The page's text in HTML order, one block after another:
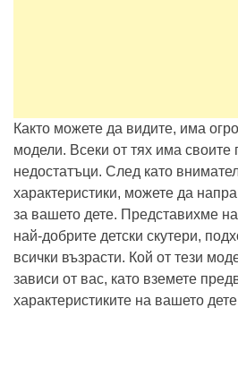
Както можете да видите, има
модели. Всеки от тях има своите
недостатъци. След като
характеристики, можете да
за вашето дете. Представихме
най-добрите детски скутери,
всички възрасти. Кой от тези
зависи от вас, като вземете
характеристиките на вашето